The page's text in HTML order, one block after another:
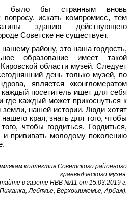
было бы странным вновь
искать компромисс, тем
зданию действующего
Советске не существует.
району, это наша гордость,
образование имеет такой
области музей. Следует
день только музей, по
является «конгломератом
посетитель ищет для себя
где каждый может прикоснуться к
земли, нашей истории. Люди хотят
края, знать для того, чтобы
чтобы гордиться. Гордиться,
и прививать молодому поколению
коллектив Советского районного
краеведческого музея
в газете НВВ №11 от 15.03.2019 г.
Лебяжье, Верхошижемье, Арбаж)